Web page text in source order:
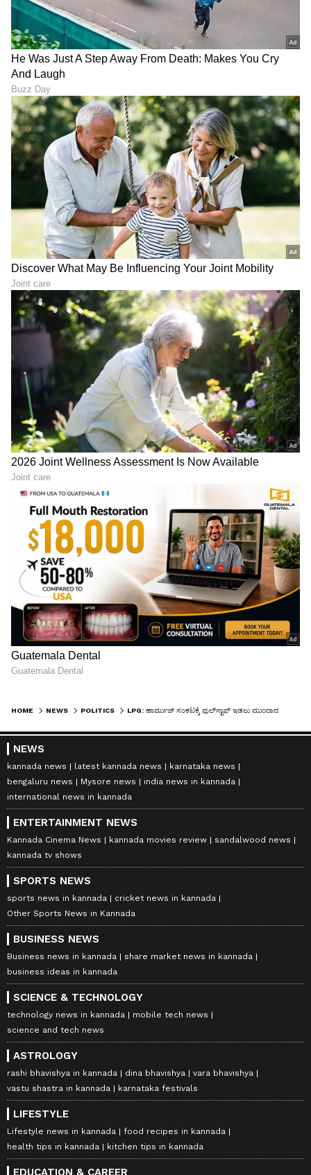
HOME NEWS POLITICS
NEWS
kannada news latest kannada news
karnataka news
bengaluru news
Mysore news
india news in kannada
international news in kannada
ENTERTAINMENT NEWS
Kannada Cinema News kannada movies review
sandalwood news
kannada tv shows
SPORTS NEWS
sports news in kannada
cricket news in kannada
Other Sports News in Kannada
BUSINESS NEWS
Business news in kannada
share market news in kannada
business ideas in kannada
SCIENCE & TECHNOLOGY
technology news in kannada
mobile tech news
science and tech news
ASTROLOGY
rashi bhavishya in kannada dina bhavishya
vara bhavishya
vastu shastra in kannada
karnataka festivals
LIFESTYLE
Lifestyle news in kannada
food recipes in kannada
health tips in kannada
kitchen tips in kannada
EDUCATION & CAREER